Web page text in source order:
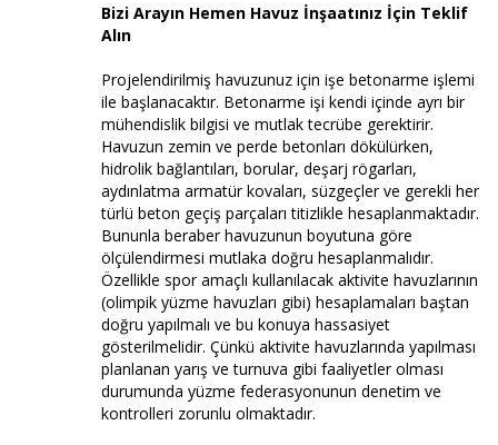
Bizi Arayın Hemen Havuz İnşaatınız İçin Teklif
Alın
Projelendirilmiş havuzunuz için işe betonarme işlemi
ile başlanacaktır. Betonarme işi kendi içinde ayrı bir
mühendislik bilgisi ve mutlak tecrübe gerektirir.
Havuzun zemin ve perde betonları dökülürken,
hidrolik bağlantıları, borular, deşarj rögarları,
aydınlatma armatür kovaları, süzgeçler ve gerekli her
türlü beton geçiş parçaları titizlikle hesaplanmaktadır.
Bununla beraber havuzunun boyutuna göre
ölçülendirmesi mutlaka doğru hesaplanmalıdır.
Özellikle spor amaçlı kullanılacak aktivite havuzlarının
(olimpik yüzme havuzları gibi) hesaplamaları baştan
doğru yapılmalı ve bu konuya hassasiyet
gösterilmelidir. Çünkü aktivite havuzlarında yapılması
planlanan yarış ve turnuva gibi faaliyetler olması
durumunda yüzme federasyonunun denetim ve
kontrolleri zorunlu olmaktadır.